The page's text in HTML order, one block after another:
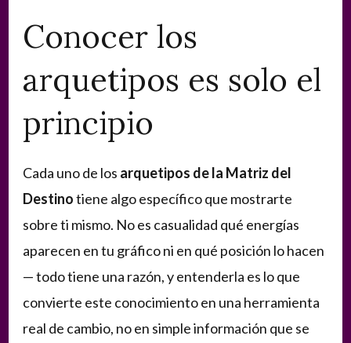
Conocer los
arquetipos es solo el
principio
Cada uno de los arquetipos de la Matriz del
Destinotiene algo específico que mostrarte
sobre ti mismo. No es casualidad qué energías
aparecen en tu gráfico ni en qué posición lo hacen
— todo tiene una razón, y entenderla es lo que
convierte este conocimiento en una herramienta
real de cambio, no en simple información que se